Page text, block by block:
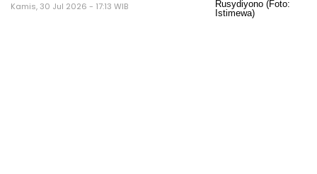
Kamis, 30 Jul 2026 - 17:13 WIB